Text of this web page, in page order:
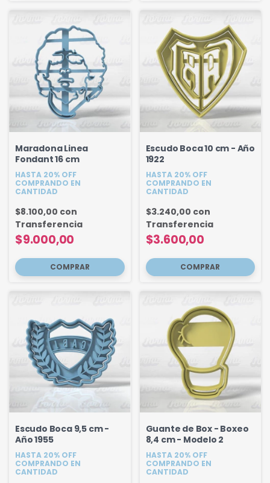
Maradona Linea
Fondant 16 cm
HASTA 20% OFF
COMPRANDO EN
CANTIDAD
$9.000,00
$8.100,00 con
Transferencia
Escudo Boca 10 cm - Año
1922
HASTA 20% OFF
COMPRANDO EN
CANTIDAD
$3.600,00
$3.240,00 con
Transferencia
Escudo Boca 9,5 cm -
Año 1955
HASTA 20% OFF
COMPRANDO EN
CANTIDAD
Guante de Box - Boxeo
8,4 cm - Modelo 2
HASTA 20% OFF
COMPRANDO EN
CANTIDAD